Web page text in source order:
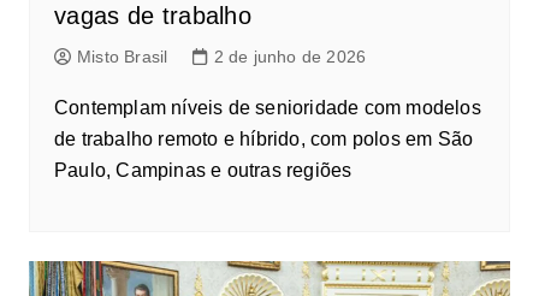
vagas de trabalho
Misto Brasil 2 de junho de 2026
Contemplam níveis de senioridade com modelos
de trabalho remoto e híbrido, com polos em São
Paulo, Campinas e outras regiões